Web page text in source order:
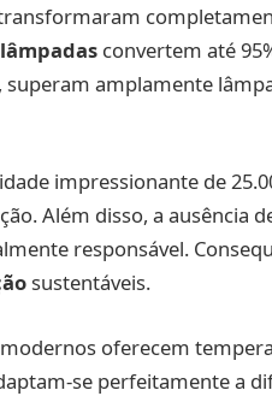
convertem até
superam amplamente
impressionante de
Além disso, a ausência
responsável.
sustentáveis.
oferecem
se perfeitamente a